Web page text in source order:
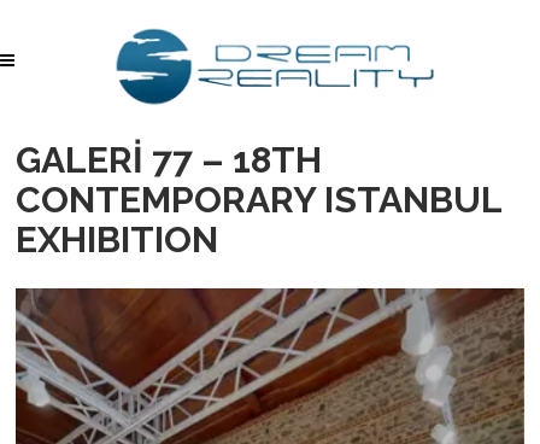
GALERİ 77 – 18TH
CONTEMPORARY ISTANBUL
EXHIBITION